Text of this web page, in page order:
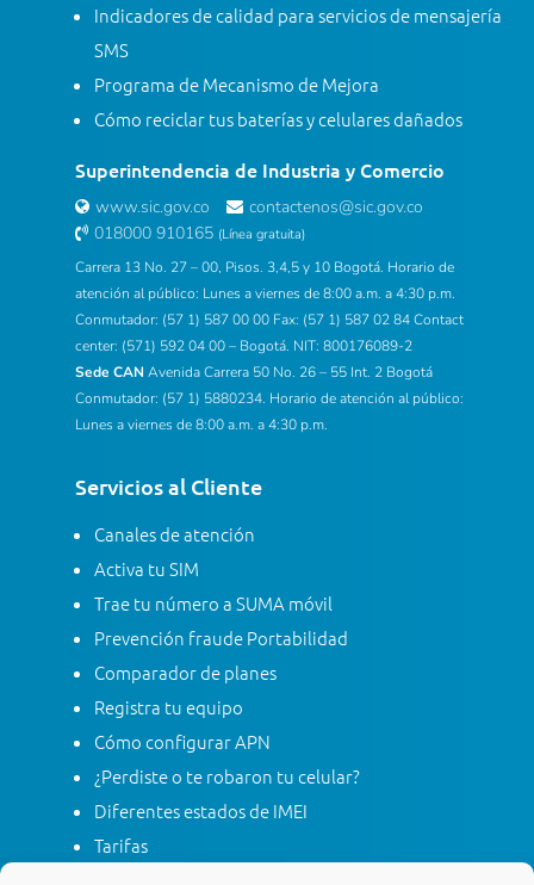
Indicadores de calidad para servicios de mensajería
SMS
Programa de Mecanismo de Mejora
Cómo reciclar tus baterías y celulares dañados
Superintendencia de Industria y Comercio
www.sic.gov.co
contactenos@sic.gov.co
018000 910165 (Línea gratuita)
Carrera 13 No. 27 – 00, Pisos. 3,4,5 y 10 Bogotá. Horario de
atención al público: Lunes a viernes de 8:00 a.m. a 4:30 p.m.
Conmutador: (57 1) 587 00 00 Fax: (57 1) 587 02 84 Contact
center: (571) 592 04 00 – Bogotá. NIT: 800176089-2
Sede CAN Avenida Carrera 50 No. 26 – 55 Int. 2 Bogotá
Conmutador: (57 1) 5880234. Horario de atención al público:
Lunes a viernes de 8:00 a.m. a 4:30 p.m.
Servicios al Cliente
Canales de atención
Activa tu SIM
Trae tu número a SUMA móvil
Prevención fraude Portabilidad
Comparador de planes
Registra tu equipo
Cómo configurar APN
¿Perdiste o te robaron tu celular?
Diferentes estados de IMEI
Tarifas